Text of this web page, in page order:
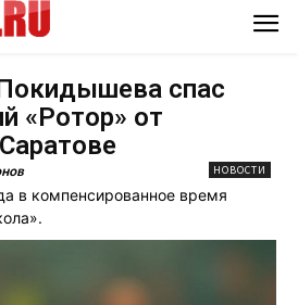
спас
«Ротор» от
НОВОСТИ
в компенсированное время